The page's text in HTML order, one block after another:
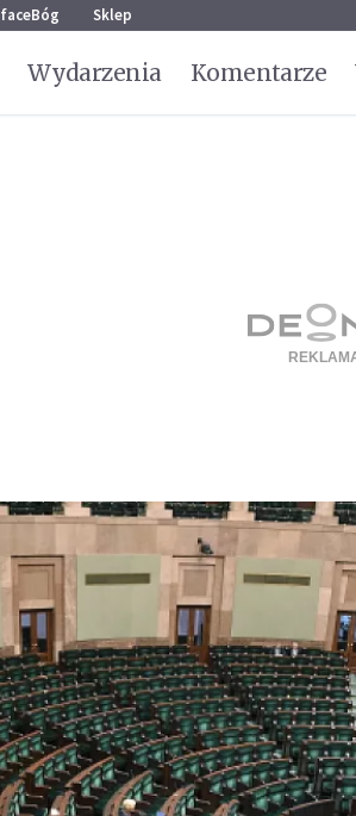
faceBóg Sklep
Wydarzenia Komentarze